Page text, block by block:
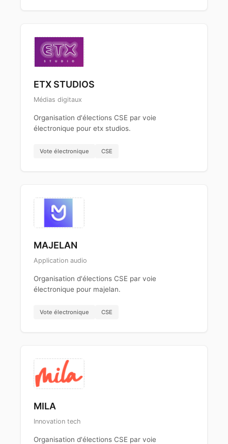
ETX STUDIOS
Médias digitaux
Organisation d'élections CSE par voie
électronique pour etx studios.
Vote électronique CSE
MAJELAN
Application audio
Organisation d'élections CSE par voie
électronique pour majelan.
Vote électronique CSE
MILA
Innovation tech
Organisation d'élections CSE par voie